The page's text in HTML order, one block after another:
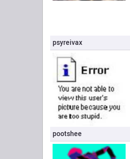
psyreivax
pootshee